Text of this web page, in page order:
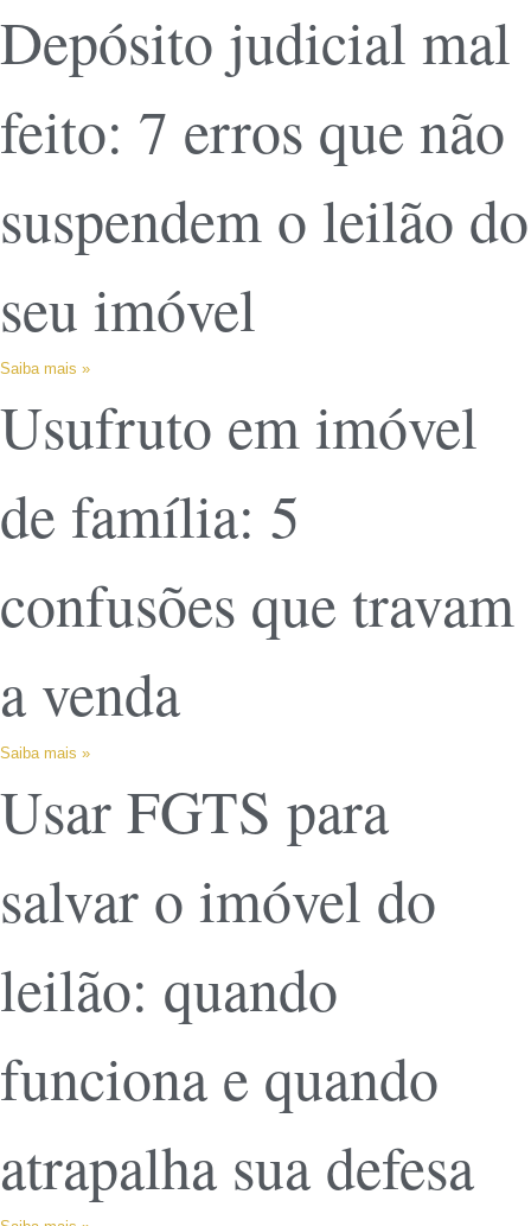
Depósito judicial mal
feito: 7 erros que não
suspendem o leilão do
seu imóvel
Saiba mais »
Usufruto em imóvel
de família: 5
confusões que travam
a venda
Saiba mais »
Usar FGTS para
salvar o imóvel do
leilão: quando
funciona e quando
atrapalha sua defesa